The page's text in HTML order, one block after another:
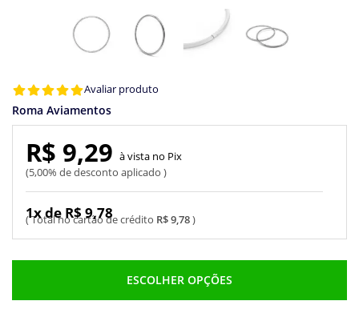
Avaliar produto
Roma Aviamentos
R$ 9,78
1x de R$ 9,78
R$ 9,29
5,00% de desconto aplicado
Pix
ESCOLHER OPÇÕES